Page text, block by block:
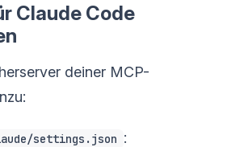
Claude Code
deiner MCP-
settings.json :